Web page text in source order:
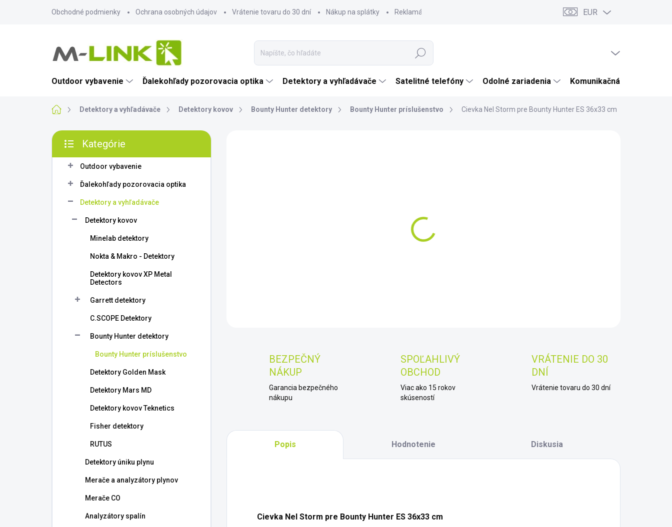
Obchodné podmienky Ochrana osobných údajov Vrátenie tovaru do 30 dní Nákup na splátky Reklamácia tovaru Testy a recenzie Hodnotenie obchodu
EUR
Hľadať
Outdoor vybavenie Ďalekohľady pozorovacia optika Detektory a vyhľadávače Satelitné telefóny Odolné zariadenia Komunikačná technika
DomovDetektory a vyhľadávače Detektory kovov Bounty Hunter detektory Bounty Hunter príslušenstvo Cievka Nel Storm pre Bounty Hunter ES 36x33 cm
B
č
kategórie
Kategórie
Outdoor vybavenie
Ďalekohľady pozorovacia optika
Detektory a vyhľadávače
Detektory kovov
Minelab detektory
Nokta & Makro - Detektory
Detektory kovov XP Metal
Detectors
Garrett detektory
C.SCOPE Detektory
Bounty Hunter detektory
Bounty Hunter príslušenstvo
Detektory Golden Mask
Detektory Mars MD
Detektory kovov Teknetics
Fisher detektory
RUTUS
Detektory úniku plynu
Merače a analyzátory plynov
Merače CO
Analyzátory spalín
BEZPEČNÝ
NÁKUP
Garancia bezpečného
nákupu
SPOĽAHLIVÝ
OBCHOD
Viac ako 15 rokov
skúseností
VRÁTENIE DO 30
DNÍ
Vrátenie tovaru do 30 dní
Popis Hodnotenie Diskusia
Cievka Nel Storm pre Bounty Hunter ES 36x33 cm